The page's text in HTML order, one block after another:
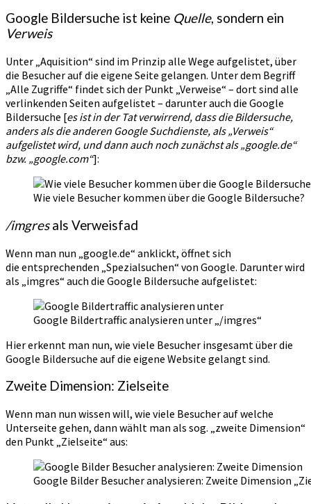
Google Bildersuche ist keine Quelle, sondern ein
Verweis
Unter „Aquisition“ sind im Prinzip alle Wege aufgelistet, über
die Besucher auf die eigene Seite gelangen. Unter dem Begriff
„Alle Zugriffe“ findet sich der Punkt „Verweise“ – dort sind alle
verlinkenden Seiten aufgelistet – darunter auch die Google
Bildersuche [es ist in der Tat verwirrend, dass die Bildersuche,
anders als die anderen Google Suchdienste, als „Verweis“
aufgelistet wird, und dann auch noch zunächst als „google.de“
bzw. „google.com“]:
Wie viele Besucher kommen über die Google Bildersuche?
/imgresals Verweisfad
Wenn man nun „google.de“ anklickt, öffnet sich
die entsprechenden „Spezialsuchen“ von Google. Darunter wird
als „imgres“ auch die Google Bildersuche aufgelistet:
Google Bildertraffic analysieren unter „/imgres“
Hier erkennt man nun, wie viele Besucher insgesamt über die
Google Bildersuche auf die eigene Website gelangt sind.
Zweite Dimension: Zielseite
Wenn man nun wissen will, wie viele Besucher auf welche
Unterseite gehen, dann wählt man als sog. „zweite Dimension“
den Punkt „Zielseite“ aus:
Google Bilder Besucher analysieren: Zweite Dimension